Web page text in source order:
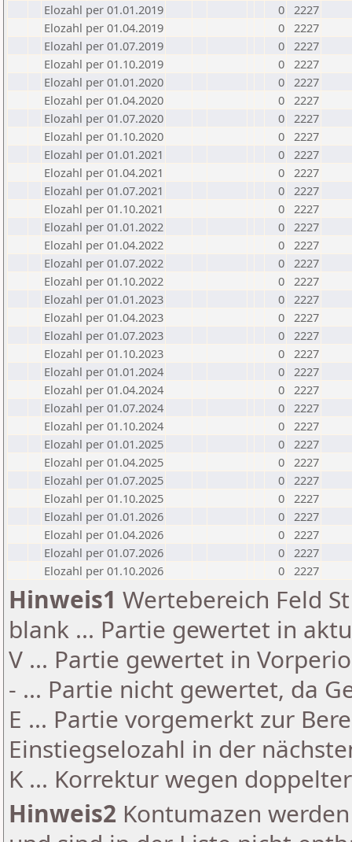
Elozahl per 01.01.2019
0 2227
Elozahl per 01.04.2019
0 2227
Elozahl per 01.07.2019
0 2227
Elozahl per 01.10.2019
0 2227
Elozahl per 01.01.2020
0 2227
Elozahl per 01.04.2020
0 2227
Elozahl per 01.07.2020
0 2227
Elozahl per 01.10.2020
0 2227
Elozahl per 01.01.2021
0 2227
Elozahl per 01.04.2021
0 2227
Elozahl per 01.07.2021
0 2227
Elozahl per 01.10.2021
0 2227
Elozahl per 01.01.2022
0 2227
Elozahl per 01.04.2022
0 2227
Elozahl per 01.07.2022
0 2227
Elozahl per 01.10.2022
0 2227
Elozahl per 01.01.2023
0 2227
Elozahl per 01.04.2023
0 2227
Elozahl per 01.07.2023
0 2227
Elozahl per 01.10.2023
0 2227
Elozahl per 01.01.2024
0 2227
Elozahl per 01.04.2024
0 2227
Elozahl per 01.07.2024
0 2227
Elozahl per 01.10.2024
0 2227
Elozahl per 01.01.2025
0 2227
Elozahl per 01.04.2025
0 2227
Elozahl per 01.07.2025
0 2227
Elozahl per 01.10.2025
0 2227
Elozahl per 01.01.2026
0 2227
Elozahl per 01.04.2026
0 2227
Elozahl per 01.07.2026
0 2227
Elozahl per 01.10.2026
0 2227
Hinweis1 Wertebereich Feld
blank ... Partie gewertet in
V ... Partie gewertet in
- ... Partie nicht gewertet, da
E ... Partie vorgemerkt zur
Einstiegselozahl in der
K ... Korrektur wegen
Hinweis2 Kontumazen